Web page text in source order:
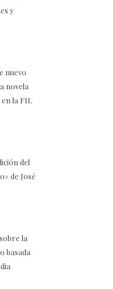
y
nuevo
novela
la FIL
del
de José
la
basada